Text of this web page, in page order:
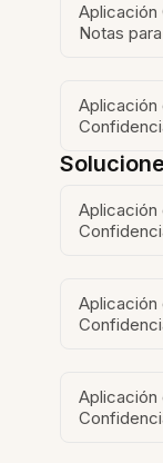
Aplicación
Notas
Aplicación
Aplicación
Aplicación
Aplicación